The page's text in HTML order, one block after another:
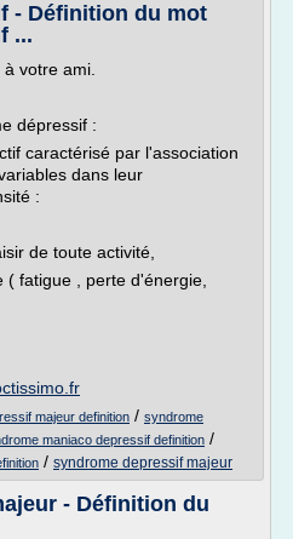
- Définition du mot
...
votre ami.
dépressif :
caractérisé par l'association
dans leur
:
de toute activité,
fatigue , perte d'énergie,
majeur definition / syndrome
maniaco depressif definition /
/ syndrome depressif majeur
- Définition du